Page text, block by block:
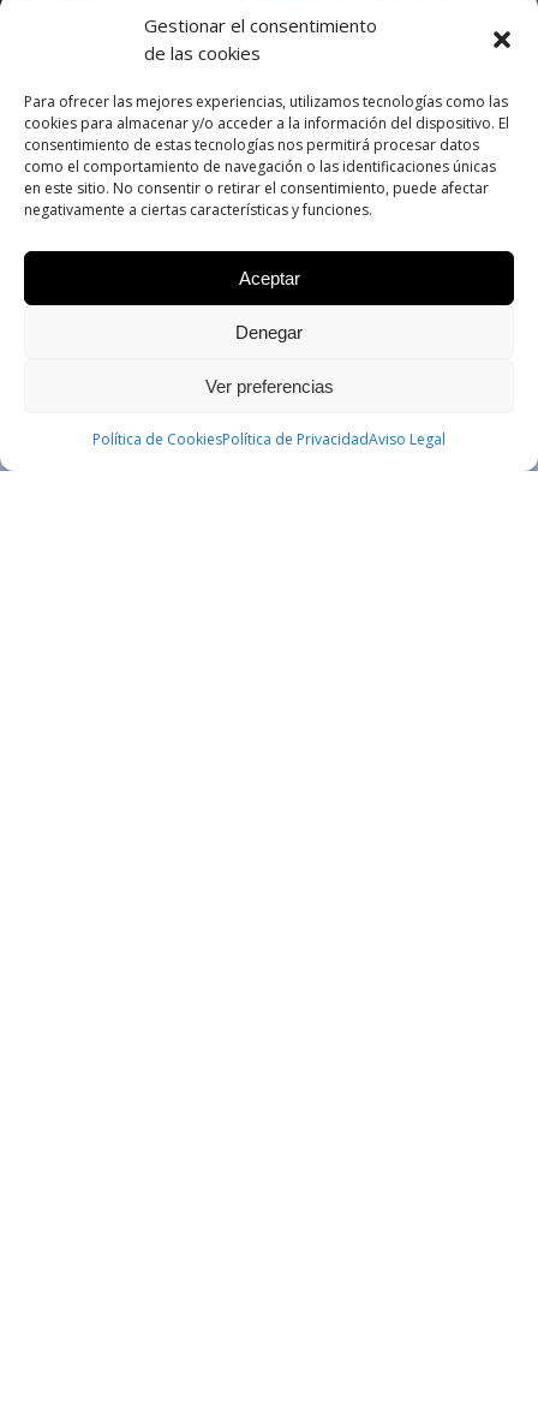
Gestionar el consentimiento
de las cookies
Para ofrecer las mejores experiencias, utilizamos tecnologías como las
cookies para almacenar y/o acceder a la información del dispositivo. El
consentimiento de estas tecnologías nos permitirá procesar datos
como el comportamiento de navegación o las identificaciones únicas
en este sitio. No consentir o retirar el consentimiento, puede afectar
negativamente a ciertas características y funciones.
Aceptar
Denegar
Ver preferencias
Política de CookiesPolítica de PrivacidadAviso Legal
CONTACTAR PEDIR CITA
Reservar Cita